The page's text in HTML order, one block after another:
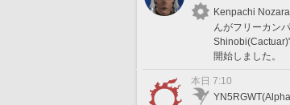
Kenpachi
んがフリーカン
開始しました。
本日 7:10